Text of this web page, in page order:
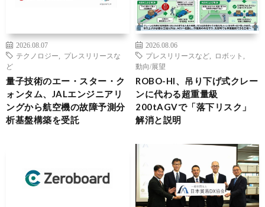
2026.08.07
テクノロジー
プレスリリースな
ど
量子技術のエー・スター・ク
ォンタム、JALエンジニアリ
ングから航空機の故障予測分
析基盤構築を受託
2026.08.06
プレスリリースなど
ロボット
動向/展望
ROBO-HI、吊り下げ式クレー
ンに代わる超重量級
200tAGVで「落下リスク」
解消と説明